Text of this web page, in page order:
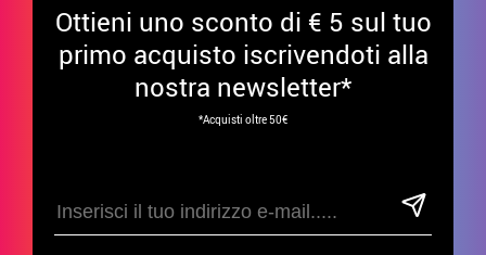
Ottieni uno sconto di € 5 sul tuo
primo acquisto iscrivendoti alla
nostra newsletter*
*Acquisti oltre 50€